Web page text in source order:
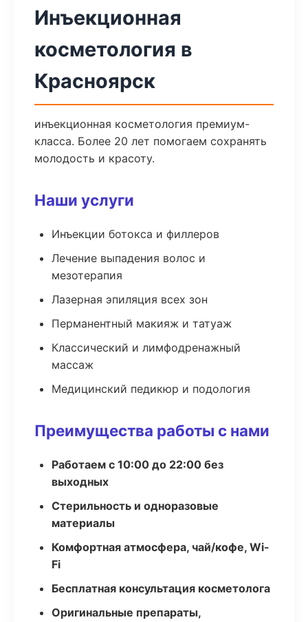
Инъекционная
косметология в
Красноярск
инъекционная косметология премиум-
класса. Более 20 лет помогаем сохранять
молодость и красоту.
Наши услуги
Инъекции ботокса и филлеров
Лечение выпадения волос и
мезотерапия
Лазерная эпиляция всех зон
Перманентный макияж и татуаж
Классический и лимфодренажный
массаж
Медицинский педикюр и подология
Преимущества работы с нами
Работаем с 10:00 до 22:00 без
выходных
Стерильность и одноразовые
материалы
Комфортная атмосфера, чай/кофе, Wi-
Fi
Бесплатная консультация косметолога
Оригинальные препараты,